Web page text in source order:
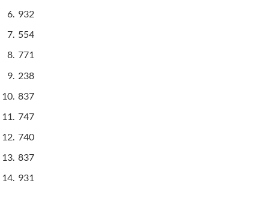
932
554
771
238
837
747
740
837
931